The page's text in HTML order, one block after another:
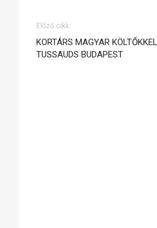
Előző cikk
KORTÁRS MAGYAR
TUSSAUDS BUDAPEST